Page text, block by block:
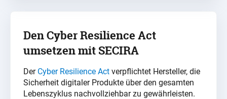
Den Cyber Resilience Act
umsetzen mit SECIRA
Der Cyber Resilience Act verpflichtet Hersteller, die
Sicherheit digitaler Produkte über den gesamten
Lebenszyklus nachvollziehbar zu gewährleisten.